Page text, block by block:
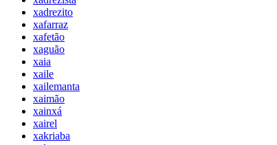
xadrezito
xafarraz
xafetão
xaguão
xaia
xaile
xailemanta
xaimão
xainxá
xairel
xakriaba